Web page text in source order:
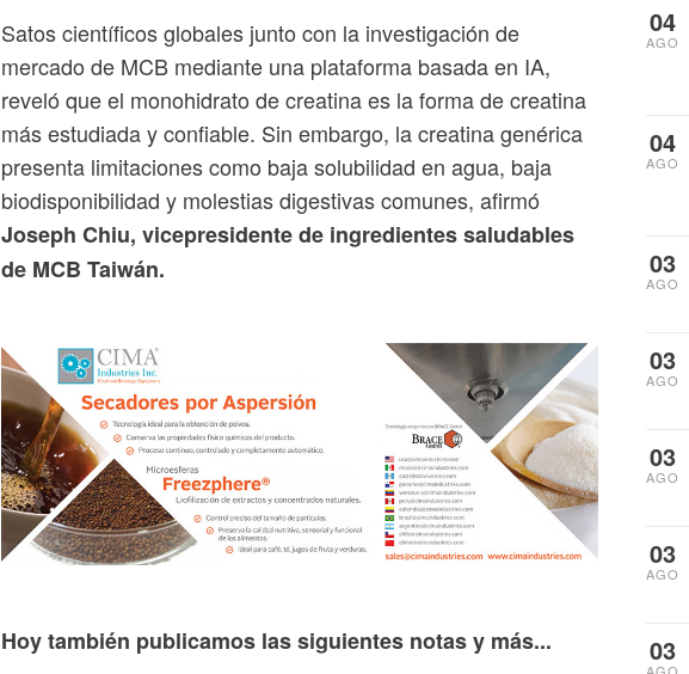
Satos científicos globales junto con la investigación de
mercado de MCB mediante una plataforma basada en IA,
reveló que el monohidrato de creatina es la forma de creatina
más estudiada y confiable. Sin embargo, la creatina genérica
presenta limitaciones como baja solubilidad en agua, baja
biodisponibilidad y molestias digestivas comunes, afirmó
Joseph Chiu, vicepresidente de ingredientes saludables
de MCB Taiwán.
Hoy también publicamos las siguientes notas y más...
04
AGO
04
AGO
03
AGO
03
AGO
03
AGO
03
AGO
03